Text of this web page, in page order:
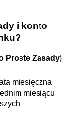
i konto
Proste Zasady)
miesięczna
miesiącu